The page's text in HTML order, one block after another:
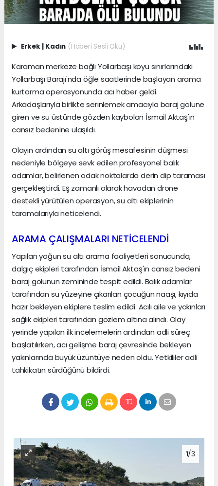
Erkek Kadın (Haberi Sesli Oku)
Karaman merkeze bağlı Yollarbaşı köyü sınırlarındaki
Yollarbaşı Barajı'nda öğle saatlerinde başlayan arama
kurtarma operasyonunda acı haber geldi.
Arkadaşlarıyla birlikte serinlemek amacıyla baraj gölüne
giren ve su üstünde gözden kaybolan İsmail Aktaş'ın
cansız bedenine ulaşıldı.
Olayın ardından su altı görüş mesafesinin düşmesi
nedeniyle bölgeye sevk edilen profesyonel balık
adamlar, belirlenen odak noktalarda derin dip taraması
gerçekleştirdi. Eş zamanlı olarak havadan drone
destekli yürütülen operasyon, su altı ekiplerinin
taramalarıyla neticelendi.
ARAMA ÇALIŞMALARI NETİCELENDİ
Yapılan yoğun su altı arama faaliyetleri sonucunda,
dalgıç ekipleri tarafından İsmail Aktaş'ın cansız bedeni
baraj gölünün zemininde tespit edildi. Balık adamlar
tarafından su yüzeyine çıkarılan çocuğun naaşı, kıyıda
hazır bekleyen ekiplere teslim edildi. Acılı aile ve yakınları
sağlık ekipleri tarafından gözlem altına alındı. Olay
yerinde yapılan ilk incelemelerin ardından adli süreç
başlatılırken, acı gelişme baraj çevresinde bekleyen
yakınlarında büyük üzüntüye neden oldu. Yetkililer adli
tahkikatın sürdüğünü bildirdi.
1/3